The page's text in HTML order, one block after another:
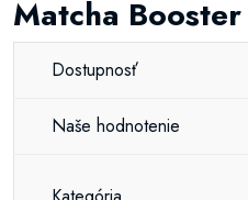
Matcha Booster
Dostupnosť
Naše hodnotenie